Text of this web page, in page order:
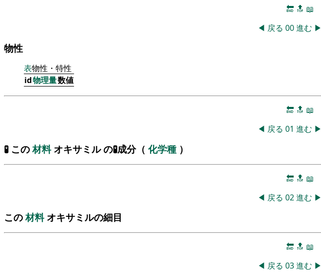
🔚 🔝 📖
◀ 戻る 00進む ▶
物性
表物性・特性
id物理量数値
🔚 🔝 📖
◀ 戻る 01 進む ▶
🧪 この材料 オキサミル の🧪成分（ 化学種 ）
🔚 🔝 📖
◀ 戻る 02進む ▶
この材料 オキサミルの細目
🔚 🔝 📖
◀ 戻る 03進む ▶